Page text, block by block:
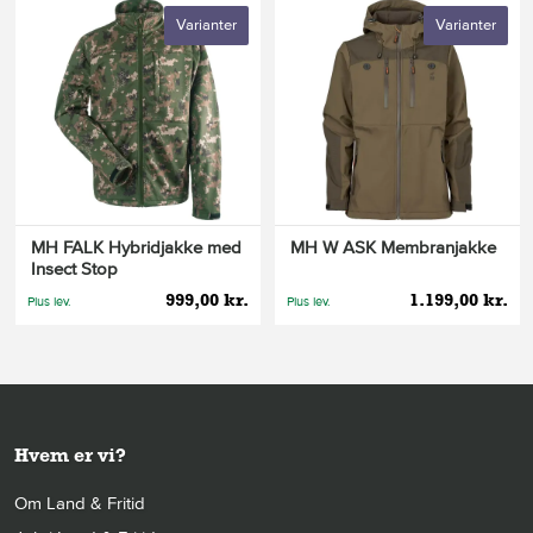
Varianter
MH FALK Hybridjakke med
Insect Stop
999,00 kr.
Plus lev.
Varianter
MH W ASK Membranjakke
1.199,00 kr.
Plus lev.
Hvem er vi?
Om Land & Fritid